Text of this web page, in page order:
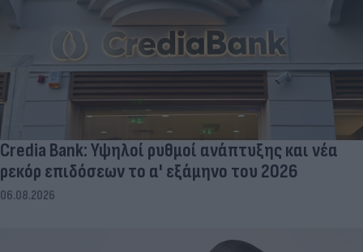
Credia Bank: Υψηλοί ρυθμοί ανάπτυξης και νέα
ρεκόρ επιδόσεων το α' εξάμηνο του 2026
06.08.2026